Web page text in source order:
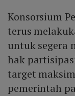
Konsorsium
terus
untuk segera
hak
target
pemerintah